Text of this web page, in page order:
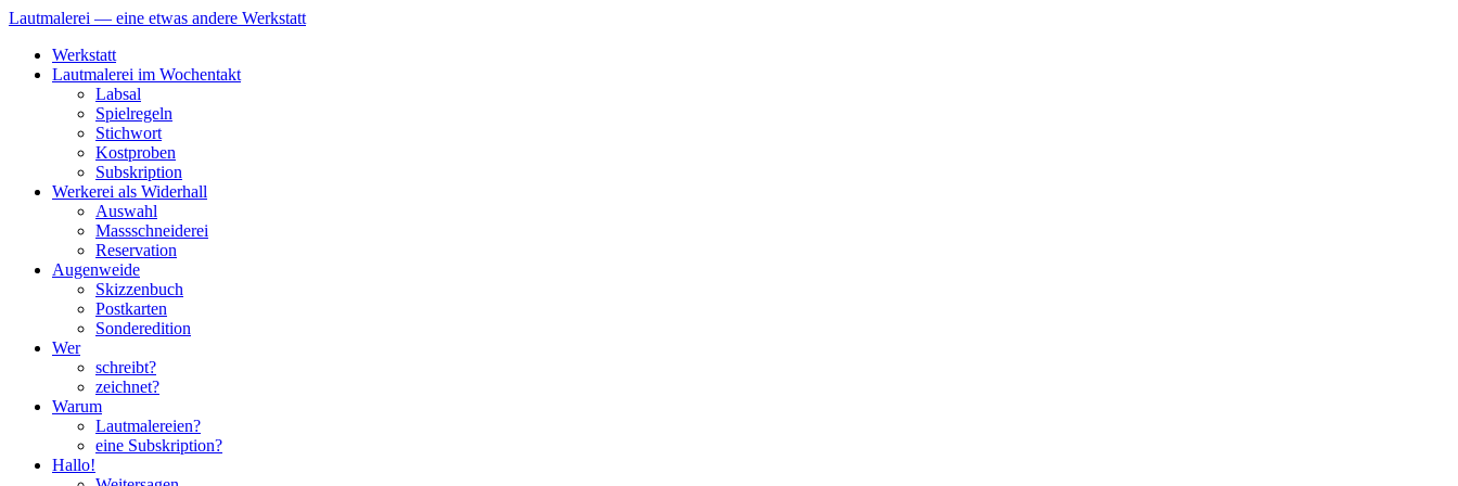
Lautmalerei — eine etwas andere Werkstatt
Zum
Inhalt
Werkstatt
Lautmalerei im Wochentakt
Labsal
Spielregeln
Stichwort
Kostproben
Subskription
Werkerei als Widerhall
Auswahl
Massschneiderei
Reservation
Augenweide
Skizzenbuch
Postkarten
Sonderedition
Wer
schreibt?
zeichnet?
Warum
Lautmalereien?
eine Subskription?
Hallo!